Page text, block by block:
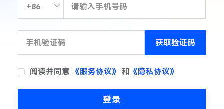
获取验证码
阅读并同意 《服务协议》 和 《隐私协议》
登录